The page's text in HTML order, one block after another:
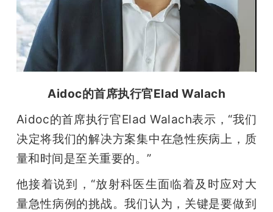
Aidoc的首席执行官Elad Walach
Aidoc的首席执行官Elad Walach表示，“我们
决定将我们的解决方案集中在急性疾病上，质
量和时间是至关重要的。”
他接着说到，“放射科医生面临着及时应对大
量急性病例的挑战。我们认为，关键是要做到